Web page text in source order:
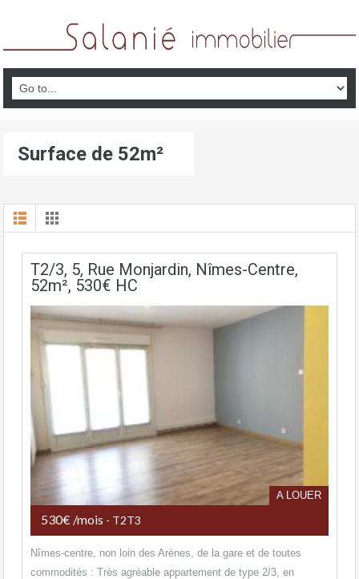
Surface de 52m²
T2/3, 5, Rue Monjardin, Nîmes-Centre,
52m², 530€ HC
A LOUER
530€ /mois - T2T3
Nîmes-centre, non loin des Arènes, de la gare et de toutes
commodités : Très agréable appartement de type 2/3, en